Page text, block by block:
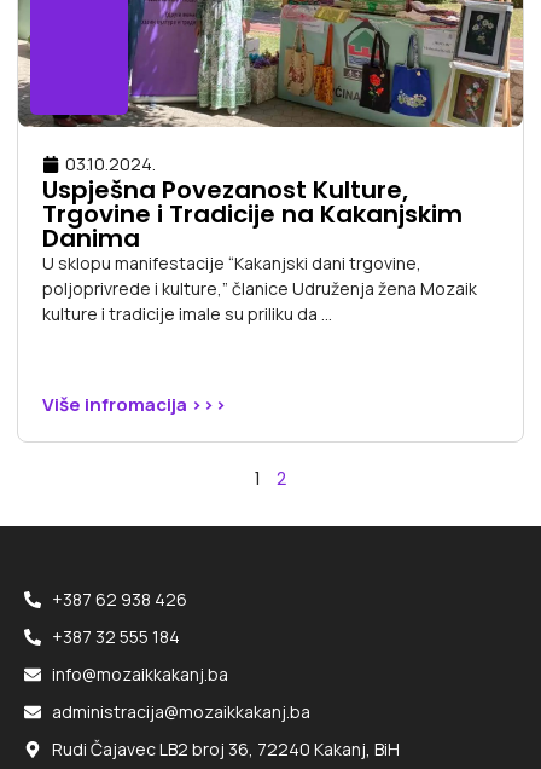
03.10.2024.
Uspješna Povezanost Kulture,
Trgovine i Tradicije na Kakanjskim
Danima
U sklopu manifestacije “Kakanjski dani trgovine,
poljoprivrede i kulture,” članice Udruženja žena Mozaik
kulture i tradicije imale su priliku da ...
Više infromacija >>>
1 2
+387 62 938 426
+387 32 555 184
info@mozaikkakanj.ba
administracija@mozaikkakanj.ba
Rudi Čajavec LB2 broj 36, 72240 Kakanj, BiH